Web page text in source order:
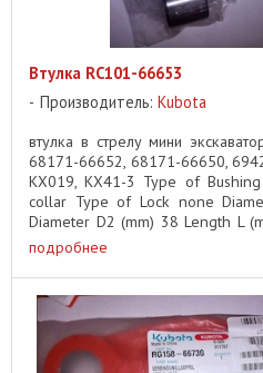
Втулка RC101-66653
Производитель: Kubota
втулка в стрелу мини
68171-66652, 68171-66650,
KX019, KX41-3 Type of
collar Type of Lock none
Diameter D2 (mm) 38 Length L
Material steel, ...
подробнее